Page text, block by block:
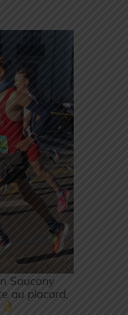
Saucony
au placard,